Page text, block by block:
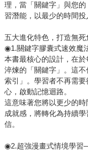
理，當「關鍵字」與您
習潛能，以最少的時間投
五大進化特色，打造無
◉1.關鍵字膠囊式速效
本書最核心的設計，在
淬煉的「關鍵字」。這
索引」。學習者不再需
心，啟動記憶迴路。
這意味著您將以更少的
成就感，將轉化為持續
信。
◉2.超強漫畫式情境學